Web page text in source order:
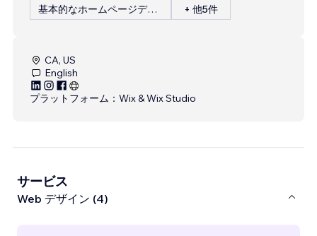
基本的なホームページデザイン
+ 他5件
CA, US
English
プラットフォーム： Wix & Wix Studio
サービス
Web デザイン (4)